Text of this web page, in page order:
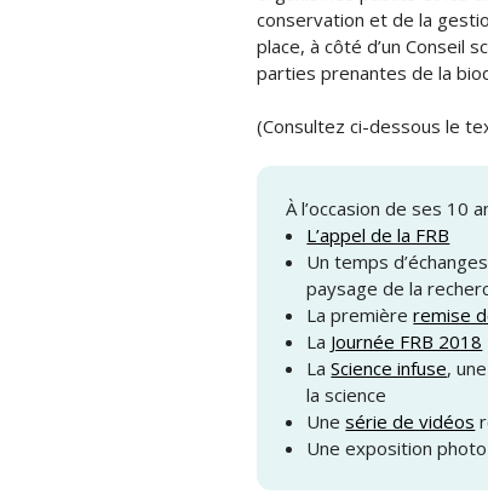
conservation et de la
place, à côté d’un Conseil
parties prenantes de la
(Consultez ci-dessous le
À l’occasion de ses 10
L’appel de la FRB
Un temps
paysage de la
La premièreremise
La Journée FRB 2018
LaScience infuse,
la science
Unesérie de vidéos
Une exposition